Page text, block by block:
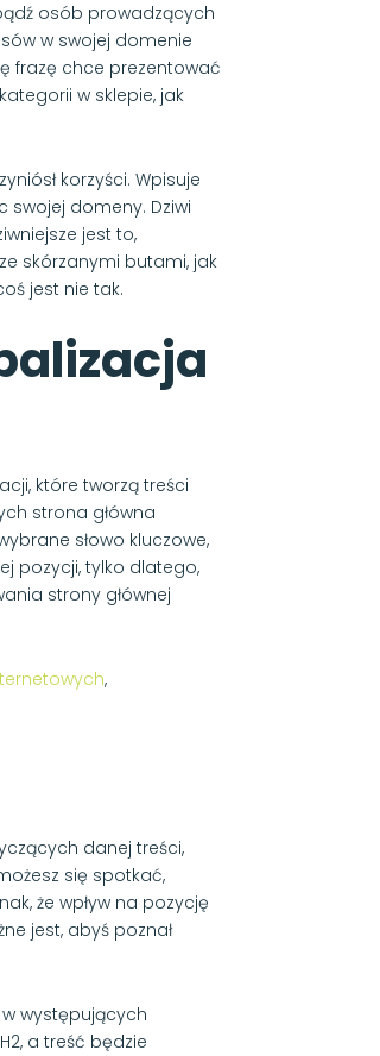
osób prowadzących
w swojej domenie
frazę chce prezentować
w sklepie, jak
korzyści. Wpisuje
swojej domeny. Dziwi
jest to,
skórzanymi butami, jak
jest nie tak.
które tworzą treści
strona główna
słowo kluczowe,
pozycji, tylko dlatego,
strony głównej
,
danej treści,
się spotkać,
że wpływ na pozycję
jest, abyś poznał
występujących
a treść będzie